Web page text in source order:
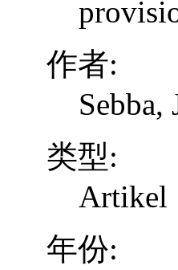
作者:
Sebba,
类型:
Artikel
年份: